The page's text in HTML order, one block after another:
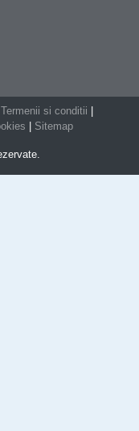
Termenii si conditii
Sitemap